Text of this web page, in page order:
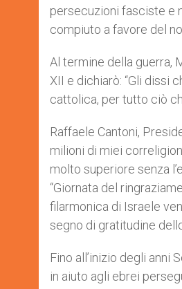
persecuzioni fasciste e
compiuto a favore del
Al termine della guerra,
XII e dichiarò: “Gli dissi
cattolica, per tutto ciò
Raffaele Cantoni,
milioni di miei
molto superiore senza
“Giornata del
filarmonica di Israele
segno di gratitudine
Fino all’inizio degli anni
in aiuto agli ebrei